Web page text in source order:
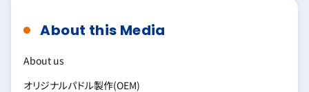
About this Media
About us
オリジナルパドル製作(OEM)